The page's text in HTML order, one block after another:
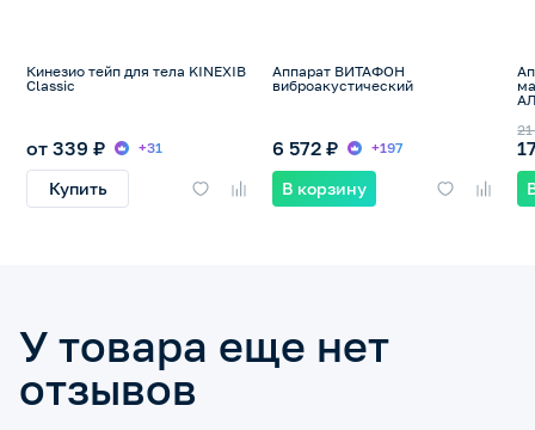
Кинезио тейп для тела KINEXIB
Classic
от 339 ₽ +31
Купить
Аппарат ВИТАФОН
виброакустический
6 572 ₽ +197
В корзину
У товара еще нет
отзывов